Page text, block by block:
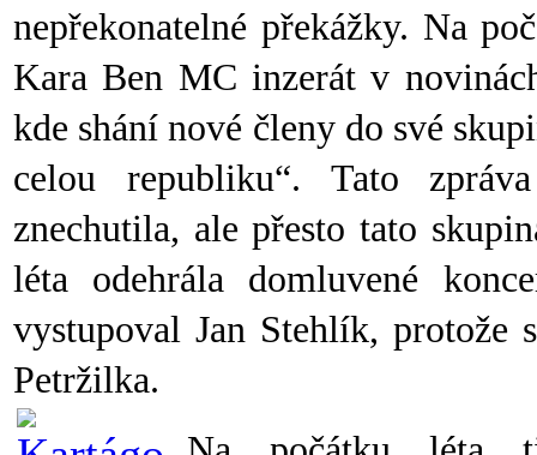
nepřekonatelné překážky. Na
Kara Ben MC inzerát v
kde shání nové členy do své
celou republiku“. Tato
znechutila, ale přesto tato
léta odehrála domluvené
vystupoval Jan Stehlík, protože
Petržilka.